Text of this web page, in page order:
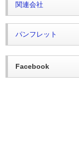
関連会社
パンフレット
Facebook